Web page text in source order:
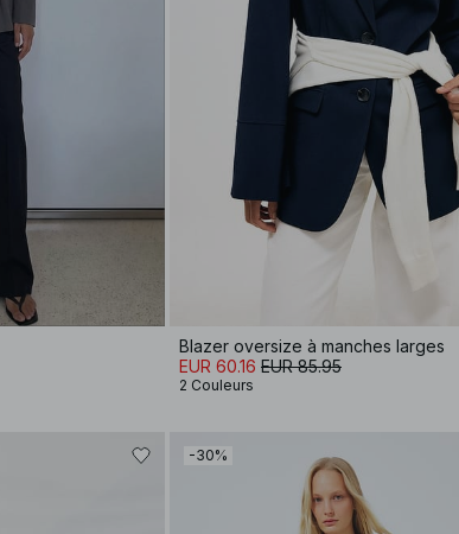
Blazer oversize à manches larges
EUR 60.16 EUR 85.95
2 Couleurs
-30%